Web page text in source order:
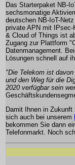
Das Starterpaket NB-
sechsmonatige
deutschen NB-IoT-
private APN mit
& Cloud of Things ist
Zugang zur Plattform
Datenmanagement.
Lösungen schnell auf
"Die Telekom ist
und den Weg für die
2020 verfügbar sein
Damit Ihnen in Zukunft
sich auch bei unserem
bekommen Sie dann
Telefonmarkt. Noch